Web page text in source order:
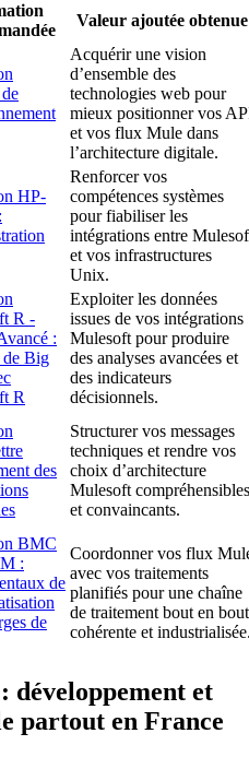
Valeur ajoutée obtenue
Acquérir une vision
d’ensemble des
technologies web pour
mieux positionner vos
et vos flux Mule dans
l’architecture digitale.
HP-
Renforcer vos
compétences systèmes
pour fiabiliser les
intégrations entre
et vos infrastructures
Unix.
R -
:
de Big
R
Exploiter les données
issues de vos intégrations
Mulesoft pour produire
des analyses avancées et
des indicateurs
décisionnels.
des
Structurer vos messages
techniques et rendre vos
choix d’architecture
Mulesoft compréhensibles
et convaincants.
BMC
:
de
de
Coordonner vos flux
avec vos traitements
planifiés pour une chaîne
de traitement bout en bout
cohérente et
et
partout en France